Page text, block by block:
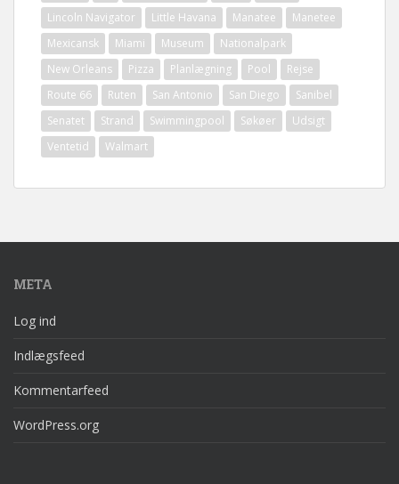
Lincoln Navigator
Little Havana Manatee
Manetee
Mexicansk
Miami Museum
Nationalpark
New Orleans
Pizza Planlægning Pool
Rejse
Route 66
Ruten San Antonio San Diego
Sanibel
Senatet
Strand Swimmingpool Søkøer
Udsigt
Ventetid
Walmart
META
Log ind
Indlægsfeed
Kommentarfeed
WordPress.org